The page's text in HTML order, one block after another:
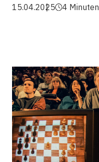
15.04.2025
4 Minuten